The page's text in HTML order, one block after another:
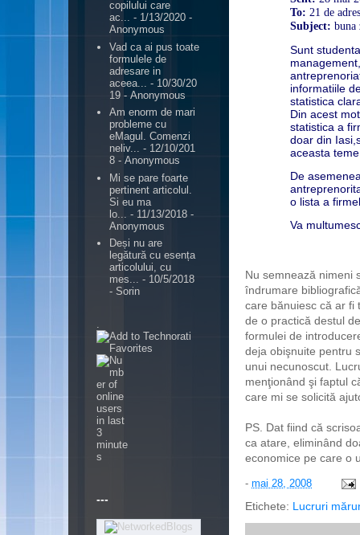
To: 21 de
Subject: buna
Sunt
informatiile
statistica
Din acest
statistica a
doar din
aceasta
De
o lista a
Va
Nu semnează nimeni
îndrumare
care bănuiesc că ar fi
de o practică destul
formulei de
deja obişnuite pentru
unui necunoscut.
menţionând şi faptul
care mi se solicită
PS. Dat fiind că
ca atare, eliminând
economice pe care o
- mai 28, 2008
Etichete: Lucruri
copilului care
ac... - 1/13/2020 -
Anonymous
Vad ca ai pus toate
formulele de
adresare in
aceea...
- 10/30/20
19 - Anonymous
Am enorm de mari
probleme cu
eMagul. Comenzi
neliv... - 12/10/201
8 - Anonymous
Mi se pare foarte
pertinent articolul.
Si eu ma
lo...
- 11/13/2018 -
Anonymous
Deși nu are
legătură cu esența
articolului, cu
mes... - 10/5/2018
- Sorin
---